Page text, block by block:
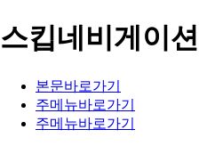
스킵네비게이션
본문바로가기
주메뉴바로가기
주메뉴바로가기